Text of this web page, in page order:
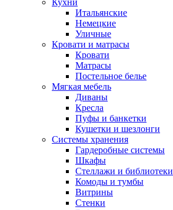
Кухни
Итальянские
Немецкие
Уличные
Кровати и матрасы
Кровати
Матрасы
Постельное белье
Мягкая мебель
Диваны
Кресла
Пуфы и банкетки
Кушетки и шезлонги
Системы хранения
Гардеробные системы
Шкафы
Стеллажи и библиотеки
Комоды и тумбы
Витрины
Стенки